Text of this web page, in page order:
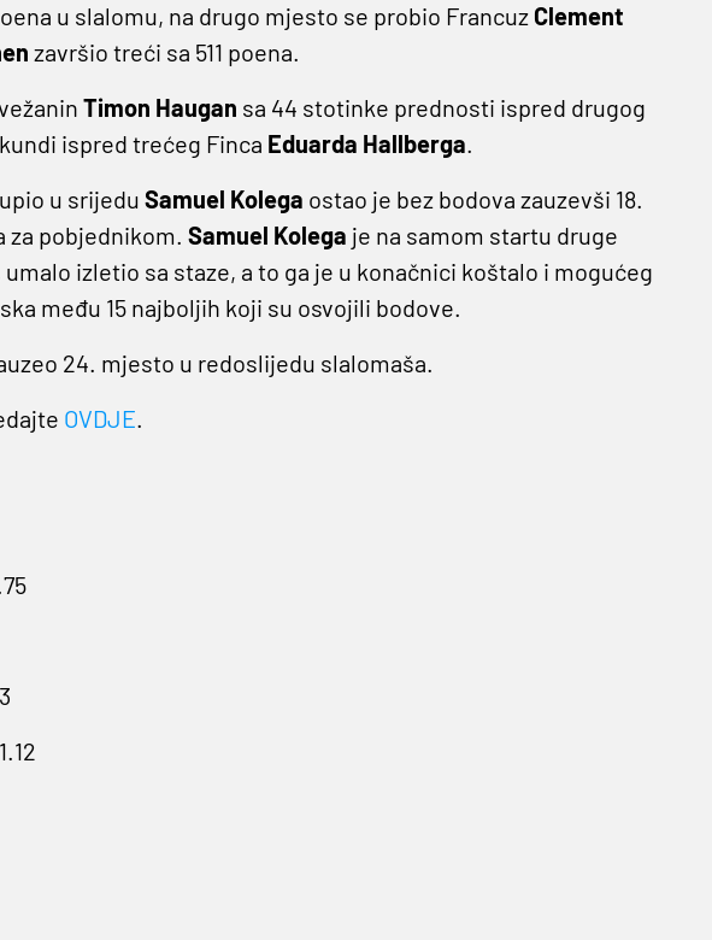
u slalomu, na drugo mjesto se probio Francuz Clement
završio treći sa 511 poena.
Timon Haugan sa 44 stotinke prednosti ispred drugog
ispred trećeg Finca Eduarda Hallberga.
u srijedu Samuel Kolega ostao je bez bodova zauzevši 18.
za pobjednikom. Samuel Kolega je na samom startu druge
izletio sa staze, a to ga je u konačnici koštalo i mogućeg
među 15 najboljih koji su osvojili bodove.
24. mjesto u redoslijedu slalomaša.
OVDJE.